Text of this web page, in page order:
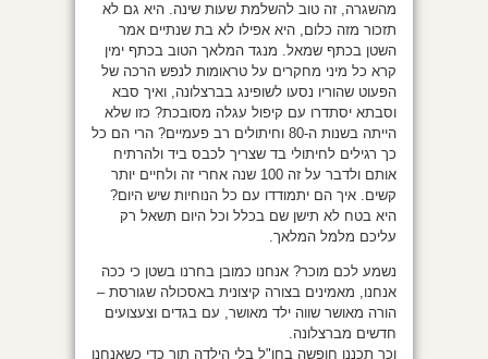
מהשגרה, זה טוב להשלמת שעות שינה. היא גם לא
תזכור מזה כלום, היא אפילו לא בת שנתיים אמר
השטן בכתף שמאל. מנגד המלאך הטוב בכתף ימין
קרא כל מיני מחקרים על טראומות לנפש הרכה של
הפעוט שהוריו נסעו לשופינג בברצלונה, ואיך סבא
וסבתא יסתדרו עם קיפול עגלה מסובכת? כזו שלא
הייתה בשנות ה-80 וחיתולים רב פעמיים? הרי הם כל
כך רגילים לחיתולי בד שצריך לכבס ביד ולהרתיח
אותם ולדבר על זה 100 שנה אחרי זה ולחיים יותר
קשים. איך הם יתמודדו עם כל הנוחיות שיש היום?
היא בטח לא תישן שם בכלל וכל היום תשאל רק
עליכם מלמל המלאך.
נשמע לכם מוכר? אנחנו כמובן בחרנו בשטן כי ככה
אנחנו, מאמינים בצורה קיצונית באסכולה שגורסת –
הורה מאושר שווה ילד מאושר, עם בגדים וצעצועים
חדשים מברצלונה.
וכך תכננו חופשה בחו"ל בלי הילדה תוך כדי כשאנחנו